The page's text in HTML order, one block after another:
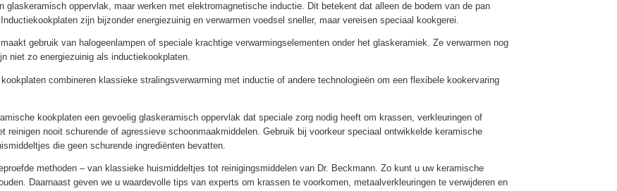
glaskeramisch oppervlak, maar werken met elektromagnetische inductie. Dit betekent dat alleen de bodem van de pan
zijn bijzonder energiezuinig en verwarmen voedsel sneller, maar vereisen speciaal kookgerei.
gebruik van halogeenlampen of speciale krachtige verwarmingselementen onder het glaskeramiek. Ze verwarmen nog
niet zo energiezuinig als inductiekookplaten.
combineren klassieke stralingsverwarming met inductie of andere technologieën om een flexibele kookervaring
kookplaten een gevoelig glaskeramisch oppervlak dat speciale zorg nodig heeft om krassen, verkleuringen of
reinigen nooit schurende of agressieve schoonmaakmiddelen. Gebruik bij voorkeur speciaal ontwikkelde keramische
die geen schurende ingrediënten bevatten.
methoden – van klassieke huismiddeltjes tot reinigingsmiddelen van Dr. Beckmann. Zo kunt u uw keramische
Daarnaast geven we u waardevolle tips van experts om krassen te voorkomen, metaalverkleuringen te verwijderen en